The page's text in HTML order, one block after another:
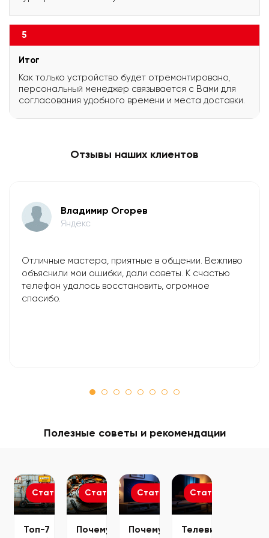
5
Итог
Как только устройство будет отремонтировано,
персональный менеджер связывается с Вами для
согласования удобного времени и места доставки.
Отзывы наших клиентов
Владимир Огорев
Яндекс
Отличные мастера, приятные в общении. Вежливо
объяснили мои ошибки, дали советы. К счастью
телефон удалось восстановить, огромное
спасибо.
Полезные советы и рекомендации
Статьи
Топ-7
Статьи
Почему
Статьи
Почему
Статьи
Телевизор